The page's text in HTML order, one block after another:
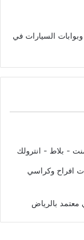
السيارات في
- بلاط - انترولك
افراح وكراسي
بالرياض